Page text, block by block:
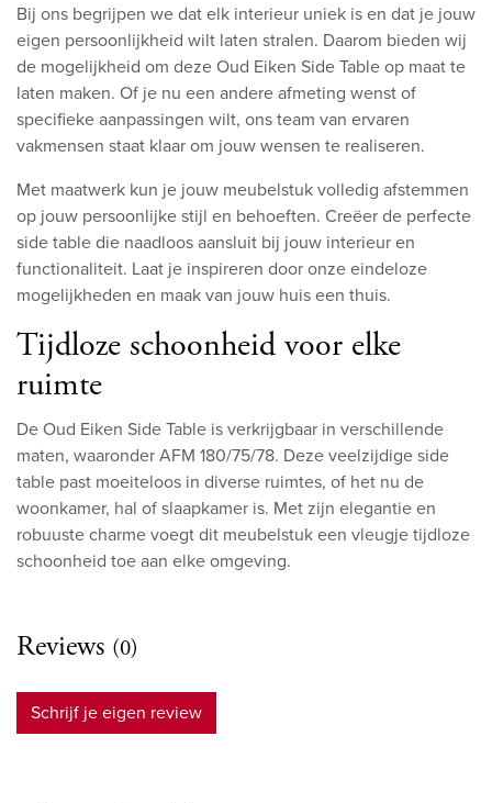
Bij ons begrijpen we dat elk interieur uniek is en dat je jouw
eigen persoonlijkheid wilt laten stralen. Daarom bieden wij
de mogelijkheid om deze Oud Eiken Side Table op maat te
laten maken. Of je nu een andere afmeting wenst of
specifieke aanpassingen wilt, ons team van ervaren
vakmensen staat klaar om jouw wensen te realiseren.
Met maatwerk kun je jouw meubelstuk volledig afstemmen
op jouw persoonlijke stijl en behoeften. Creëer de perfecte
side table die naadloos aansluit bij jouw interieur en
functionaliteit. Laat je inspireren door onze eindeloze
mogelijkheden en maak van jouw huis een thuis.
Tijdloze schoonheid voor elke
ruimte
De Oud Eiken Side Table is verkrijgbaar in verschillende
maten, waaronder AFM 180/75/78. Deze veelzijdige side
table past moeiteloos in diverse ruimtes, of het nu de
woonkamer, hal of slaapkamer is. Met zijn elegantie en
robuuste charme voegt dit meubelstuk een vleugje tijdloze
schoonheid toe aan elke omgeving.
Reviews (0)
Schrijf je eigen review